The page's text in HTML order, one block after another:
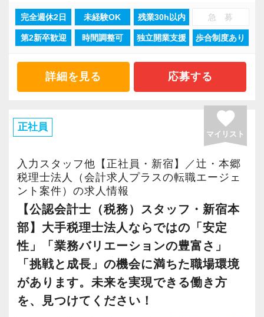
ているので、目標を立ててどんどん達成してい
きましょう！
思いがある人、大歓迎です！
多くのインターン生を育成した実績があります
ので、安心して仲間と一緒に働く楽しさと自分
自分が「将来こうなりたい」「こんな風に成⻑
したい」「こういうサービスを提供したい」と
いう夢を語れる若いパワーのある方を求めてい
ます。
新しい扉を開けるのはとても勇気がいることで
すが、輝ける未来のために一歩を踏み出して一
緒に頑張っていきませんか？
【現役スタッフの声】
インターンから新卒で入社しました。
インターン時代は「ここまでやるの！？」とい
うくらい実践に近い形の業務を任されて大変な1
年でしたが、だからこそ実力がつき達成感を得
昇級は年に2回の自己申請制で何度でもチャレン
ジできます。
を学べる体制！】
当社ではフリーアドレスと固定席を併用しなが
そのなかで定期的な席替えやチームの班替えを
実施。得意分野や経験の異なる様々な人と一緒
に仕事を行うことで、より柔軟かつ多彩なノウ
ハウや知識を身に付けられる体制を整えていま
す。
また関西・関東とそれぞれの拠点での交流もあ
り、オンライン・オフラインを問わず気軽に話
し合える社風です。
【各種社会保険完備、ユニークな手当制度あ
り】
◆ 変化を楽しむこと
◆ 挑戦を恐れないこと
この7つの要素に共感するメンバーが集まってい
それぞれが自分自身の目標に向かって主体的に
行動でき、お互いに協力し、常に感謝しあえる
だからこそ、いつでも笑顔が絶えず、たとえ辛
い・苦しい・厳しい状況でも、楽しさとやりが
いを見つけながら仕事ができるのだと考えてい
ます。
クライアントとともに成長を続ける私たち、ス
タートアップ税理士法人で、あなた自身のステ
ップアップを私たちと一緒に目指してみません
か。
◆様々な専門分野の業務にチャレンジしたい方
◆成長したい、スキルアップしたい、手に職を
辻・本郷の環境で上記項目を実現しながら働
き、プロフェッショナルとして活躍しません
か？
【採用＆法人案内動画】
【辻・本郷税理士法人に応募するポイント！】
■国内最大級の専門特化型税理士法人です。全国
に拠点展開をしており、その規模感を武器に1万
7000社を超えるお客様に質の高いサービスを提
供しています。
■お客様は一般企業、医療法人、公益法人、海外
法人など多種多様。業務の幅も税務顧問から事
業務経験を積む事ができます。
そんな環境があるからこそ業務バリエーション
援、事業承継、相続、M＆A、再編・再生、国際
税務など、幅広い分野での税務・会計業務を経
験出来るとともに、あなたに最適な専門業務が
見つかります！
今回全国に拠点を展開している辻・本郷税理士
法人で、【税務・会計業務スタッフ】を募集し
ます！
配属先は希望の仕事内容やお住いの場所によっ
て決定いたします。
北は北海道から南は沖縄まで全国に拠点があり
ますので現地登用はもちろん、Iターン・Uター
ン希望の方も歓迎です。
さらに、人事制度にはFA制度が設けられている
完全週休2日 未経験OK 残業30h以内 急 募
第2新卒歓迎 時間調整可 独立開業支援 歩合制度あり
詳細を見る 応募する
正社員 favorite
マイリスト
入力スタッフ他【正社員・新宿】／辻・本郷
税理士法人（会計求人プラスの転職エージェ
ント案件）の求人情報
【公認会計士（税務）スタッフ・新宿本
部】大手税理士法人ならではの「安定
性」「業務バリエーションの豊富さ」
「挑戦と成長」の機会に満ちた職場環境
があります。未来を実現できる働き方
を、見つけてください！